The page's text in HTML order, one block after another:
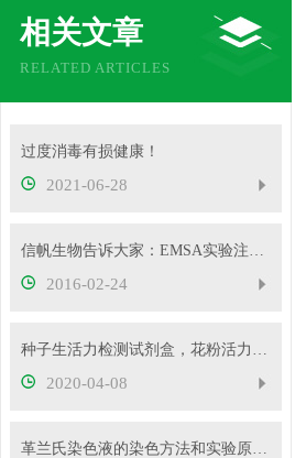
相关文章
RELATED ARTICLES
过度消毒有损健康！
2021-06-28
信帆生物告诉大家：EMSA实验注意事项及常见问题分析
2016-02-24
种子生活力检测试剂盒，花粉活力检测试剂盒供应
2020-04-08
革兰氏染色液的染色方法和实验原理您清楚多少？